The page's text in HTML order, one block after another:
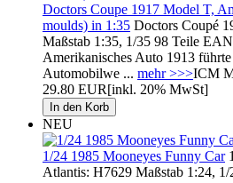
Doctors Coupe 1917 Model T,
moulds) in 1:35 Doctors Coupé
Maßstab 1:35, 1/35 98 Teile
Amerikanisches Auto 1913
Automobilwe ... mehr >>>ICM
29.80 EUR[inkl. 20% MwSt]
NEU
1/24 1985 Mooneyes Funny Car
Atlantis: H7629 Maßstab 1:24,